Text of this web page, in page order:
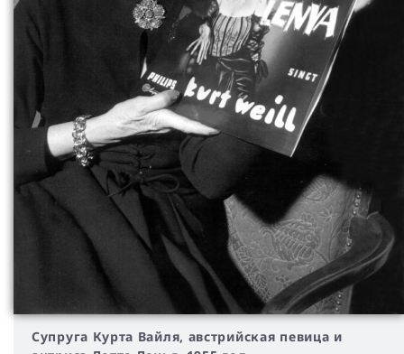
Супруга Курта Вайля, австрийская певица и